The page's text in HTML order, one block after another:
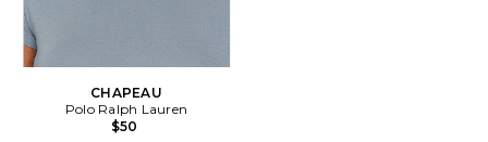
CHAPEAU
Polo Ralph Lauren
$50